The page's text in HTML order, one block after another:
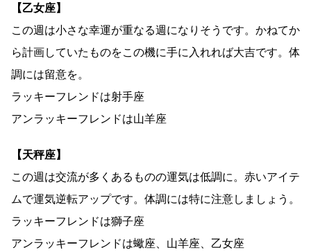
【乙女座】
この週は小さな幸運が重なる週になりそうです。かねてか
ら計画していたものをこの機に手に入れれば大吉です。体
調には留意を。
ラッキーフレンドは射手座
アンラッキーフレンドは山羊座
【天秤座】
この週は交流が多くあるものの運気は低調に。赤いアイテ
ムで運気逆転アップです。体調には特に注意しましょう。
ラッキーフレンドは獅子座
アンラッキーフレンドは蠍座、山羊座、乙女座